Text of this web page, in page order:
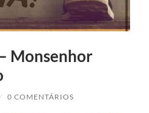
Monsenhor
/ 0 COMENTÁRIOS